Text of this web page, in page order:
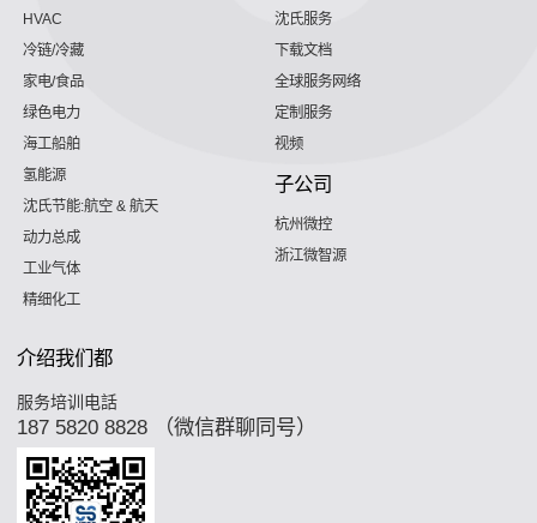
HVAC
冷链/冷藏
家电/食品
绿色电力
海工船舶
氢能源
沈氏节能:航空 & 航天
动力总成
工业气体
精细化工
沈氏服务
下载文档
全球服务网络
定制服务
视频
子公司
杭州微控
浙江微智源
介绍我们都
服务培训电話
187 5820 8828 （微信群聊同号）